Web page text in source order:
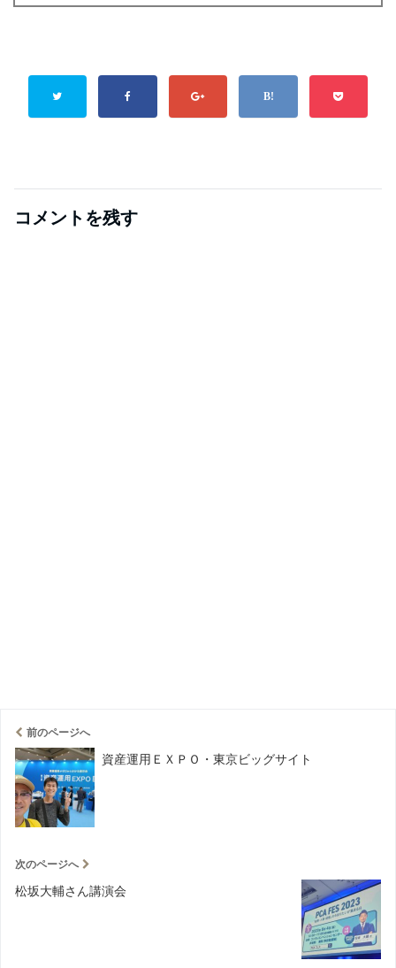
コメントを残す
前のページへ
資産運用ＥＸＰＯ・東京ビッグサイト
次のページへ
松坂大輔さん講演会